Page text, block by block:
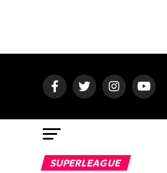
SUPERLEAGUE